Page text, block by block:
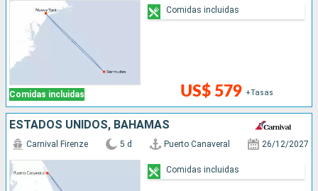
Comidas incluidas US$ 579 +Tasas
Comidas incluidas
ESTADOS UNIDOS, BAHAMAS
Carnival Firenze 5 d Puerto Canaveral 26/12/2027
Comidas incluidas